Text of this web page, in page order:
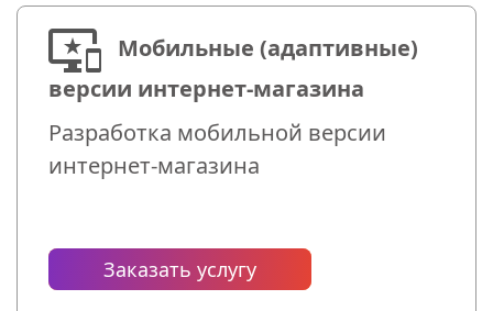
Мобильные (адаптивные)
версии интернет-магазина
Разработка мобильной версии
интернет-магазина
Заказать услугу